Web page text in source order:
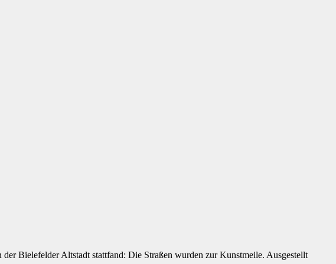
Bielefelder Altstadt stattfand: Die Straßen wurden zur Kunstmeile. Ausgestellt